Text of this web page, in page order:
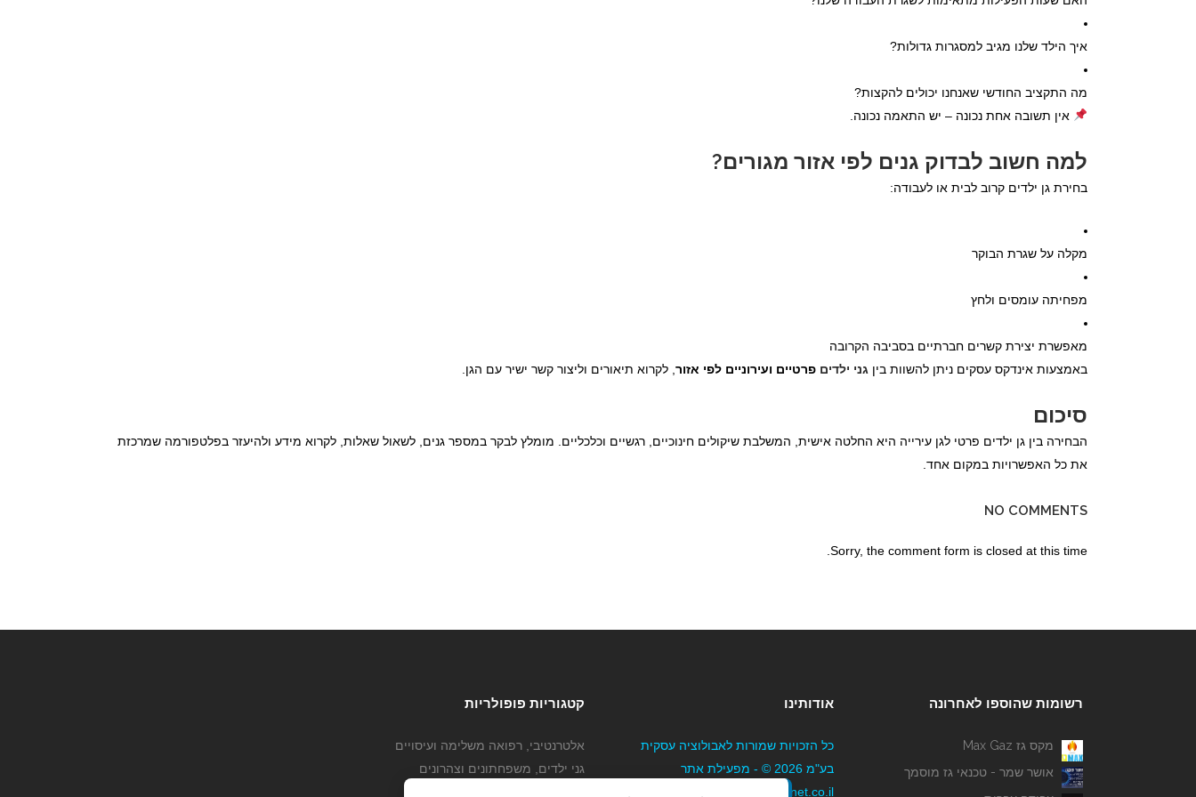
איך הילד שלנו מגיב למסגרות גדולות?
מה התקציב החודשי שאנחנו יכולים להקצות?
אין תשובה אחת נכונה – יש התאמה נכונה.
למה חשוב לבדוק גנים לפי אזור מגורים?
בחירת גן ילדים קרוב לבית או לעבודה:
מקלה על שגרת הבוקר
מפחיתה עומסים ולחץ
מאפשרת יצירת קשרים חברתיים בסביבה הקרובה
באמצעות אינדקס עסקים ניתן להשוות בין גני ילדים פרטיים ועירוניים לפי אזור , לקרוא תיאורים וליצור קשר ישיר עם הגן.
סיכום
הבחירה בין גן ילדים פרטי לגן עירייה היא החלטה אישית, המשלבת שיקולים חינוכיים, רגשיים וכלכליים. מומלץ לבקר במספר גנים, לשאול שאלות, לקרוא מידע ולהיעזר בפלטפורמה שמרכזת
את כל האפשרויות במקום אחד.
NO COMMENTS
Sorry, the comment form is closed at this time.
רשומות שהוספו לאחרונה
מקס גז Max Gaz
אושר שמר - טכנאי גז מוסמך
אודותינו
כל הזכויות שמורות לאבולוציה עסקית
בע"מ 2026 © - מפעילת אתר
Mybiznet.co.il
קטגוריות פופולריות
אלטרנטיבי, רפואה משלימה ועיסויים
גני ילדים, משפחתונים וצהרונים